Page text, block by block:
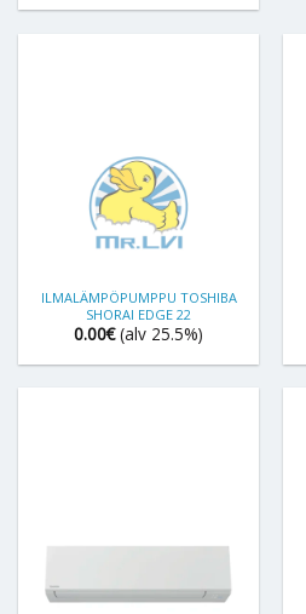
ILMALÄMPÖPUMPPU TOSHIBA
SHORAI EDGE 22
0.00€ (alv 25.5%)